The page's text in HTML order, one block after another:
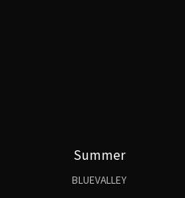
Summer
BLUEVALLEY